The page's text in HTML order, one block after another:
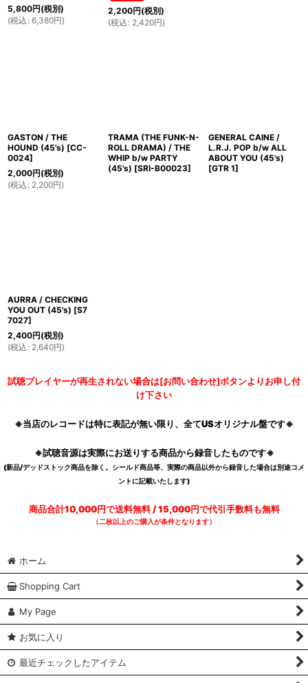
5,800円(税別)
(税込 : 6,380円)
2,200円(税別)
(税込 : 2,420円)
GASTON / THE
HOUND (45's) [CC-
0024]
2,000円(税別)
(税込 : 2,200円)
TRAMA (THE FUNK-N-
ROLL DRAMA) / THE
WHIP b/w PARTY
(45's) [SRI-B00023]
GENERAL CAINE /
L.R.J. POP b/w ALL
ABOUT YOU (45's)
[GTR 1]
AURRA / CHECKING
YOU OUT (45's) [S7
7027]
2,400円(税別)
(税込 : 2,640円)
試聴プレイヤーが再生されない場合は[お問い合わせ]ボタンよりお申し付
け下さい
※当店のレコードは特に表記が無い限り、全てUSオリジナル盤です※
※試聴音源は実際にお送りする商品から録音したものです※
(新品/デッドストック商品を除く。シールド商品等、実際の商品以外から録音した場合は別途コメ
ントに記載いたします)
商品合計10,000円で送料無料 / 15,000円で代引手数料も無料
（二枚以上のご購入が条件となります）
ホーム
Shopping Cart
My Page
お気に入り
最近チェックしたアイテム